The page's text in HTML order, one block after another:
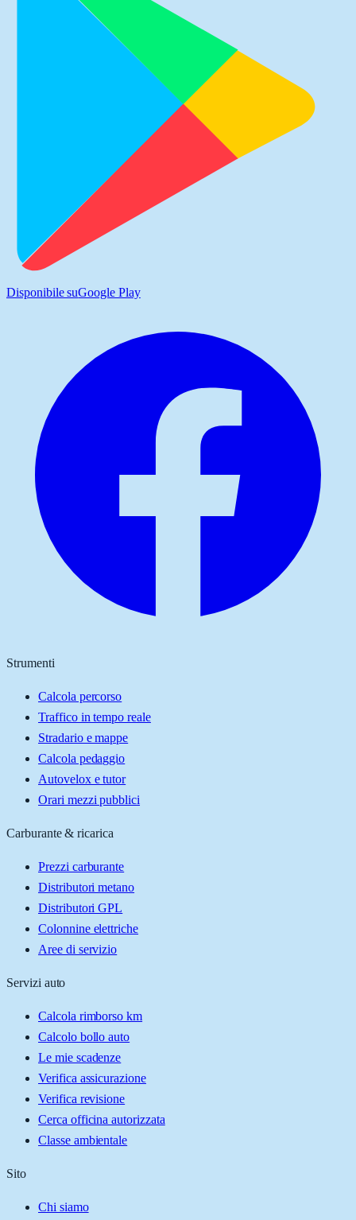
Disponibile suGoogle Play
Strumenti
Calcola percorso
Traffico in tempo reale
Stradario e mappe
Calcola pedaggio
Autovelox e tutor
Orari mezzi pubblici
Carburante & ricarica
Prezzi carburante
Distributori metano
Distributori GPL
Colonnine elettriche
Aree di servizio
Servizi auto
Calcola rimborso km
Calcolo bollo auto
Le mie scadenze
Verifica assicurazione
Verifica revisione
Cerca officina autorizzata
Classe ambientale
Sito
Chi siamo